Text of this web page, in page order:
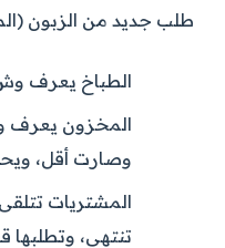
طلب جديد من الزبون
الطباخ يعرف
المخزون يعرف
وصارت أقل،
المشتريات
تنتهي، وتطلبها